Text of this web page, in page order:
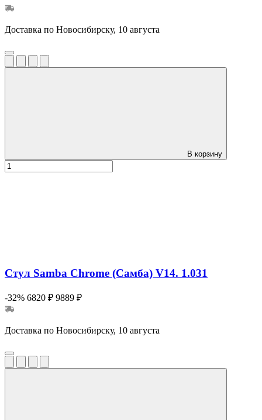
Доставка по Новосибирску, 10 августа
В корзину
Стул Samba Chrome (Самба) V14. 1.031
-32% 6820 ₽ 9889 ₽
Доставка по Новосибирску, 10 августа